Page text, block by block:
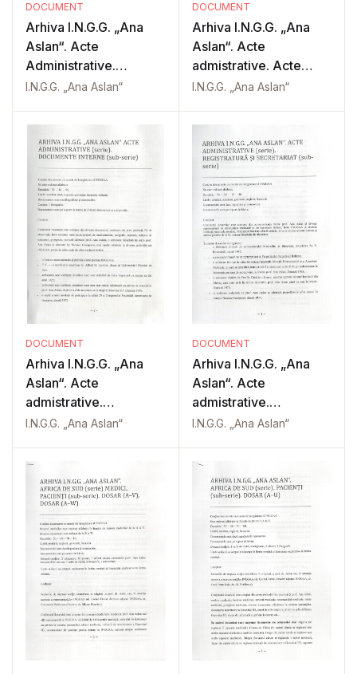
DOCUMENT
Arhiva I.N.G.G. „Ana
Aslan“. Acte
Administrative.
Resurse umane
I.N.G.G. „Ana Aslan“
DOCUMENT
Arhiva I.N.G.G. „Ana
Aslan“. Acte
admistrative. Acte
contabile
I.N.G.G. „Ana Aslan“
DOCUMENT
Arhiva I.N.G.G. „Ana
Aslan“. Acte
admistrative.
Documente interne
I.N.G.G. „Ana Aslan“
DOCUMENT
Arhiva I.N.G.G. „Ana
Aslan“. Acte
admistrative.
Registratură şi
I.N.G.G. „Ana Aslan“